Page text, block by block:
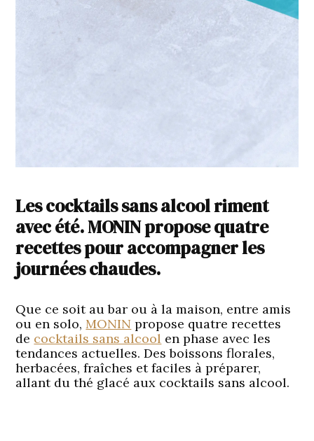
Les cocktails sans alcool riment
avec été. MONIN propose quatre
recettes pour accompagner les
journées chaudes.
Que ce soit au bar ou à la maison, entre amis
ou en solo,MONIN propose quatre recettes
de cocktails sans alcool en phase avec les
tendances actuelles. Des boissons florales,
herbacées, fraîches et faciles à préparer,
allant du thé glacé aux cocktails sans alcool.